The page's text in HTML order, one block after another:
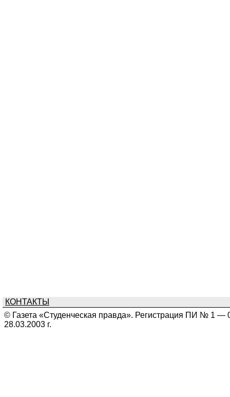
КОНТАКТЫ
© Газета «Студенческая правда». Регистрация ПИ № 1 —
28.03.2003 г.